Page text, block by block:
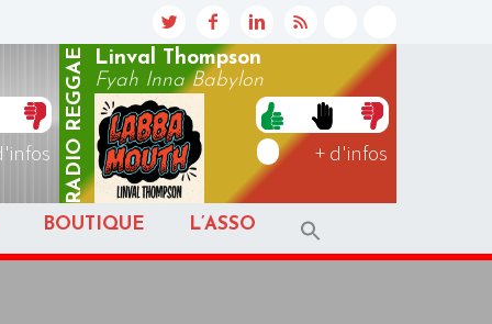
RADIO
REGGAE
Linval Thompson
Fyah Inna Babylon
+ d'infos
BOUTIQUE L’ASSO